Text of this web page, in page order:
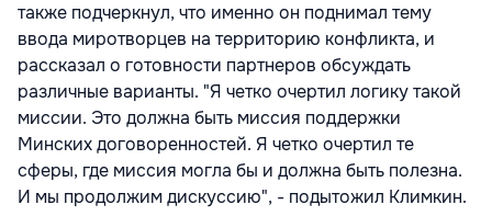
также подчеркнул, что именно он поднимал тему
ввода миротворцев на территорию конфликта, и
рассказал о готовности партнеров обсуждать
различные варианты. "Я четко очертил логику такой
миссии. Это должна быть миссия поддержки
Минских договоренностей. Я четко очертил те
сферы, где миссия могла бы и должна быть полезна.
И мы продолжим дискуссию", - подытожил Климкин.